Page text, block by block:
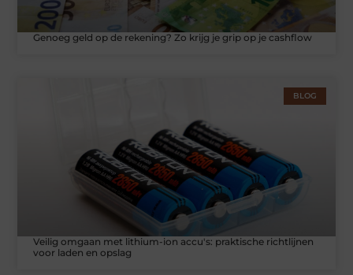
Genoeg geld op de rekening? Zo krijg je grip op je cashflow
BLOG
Veilig omgaan met lithium-ion accu's: praktische richtlijnen
voor laden en opslag